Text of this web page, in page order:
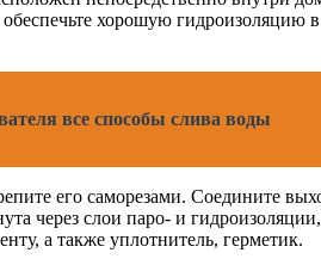
хорошую
все способы слива воды
его саморезами. Соедините
через слои паро- и
а также уплотнитель, герметик.